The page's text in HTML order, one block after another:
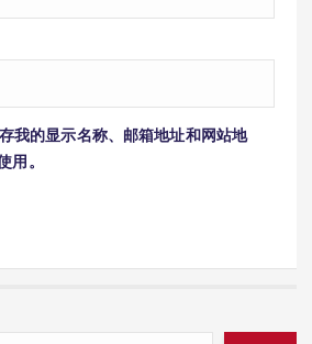
我的显示名称、邮箱地址和网站地
用。